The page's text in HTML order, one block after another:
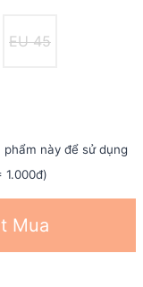
EU 45
phẩm này để sử dụng
1.000đ)
Mua